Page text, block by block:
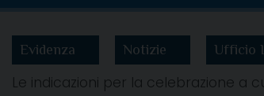
Evidenza Notizie Ufficio
Le indicazioni per la celebrazione a